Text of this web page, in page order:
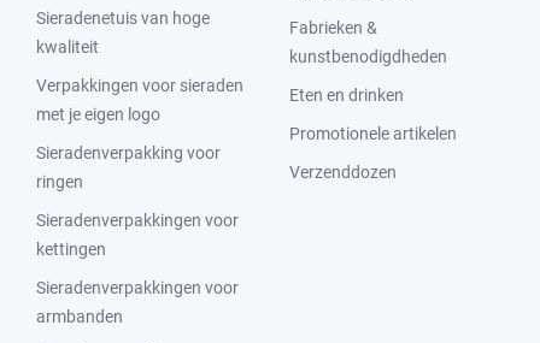
Sieradenetuis van hoge
kwaliteit
Verpakkingen voor sieraden
met je eigen logo
Sieradenverpakking voor
ringen
Sieradenverpakkingen voor
kettingen
Sieradenverpakkingen voor
armbanden
Fabrieken &
kunstbenodigdheden
Eten en drinken
Promotionele artikelen
Verzenddozen